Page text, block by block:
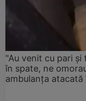
"Au venit cu pari și
în spate, ne
ambulanţa atacată